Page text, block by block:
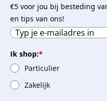
€5 voor jou bij besteding
en tips van ons!
Ik shop:*
Particulier
Zakelijk